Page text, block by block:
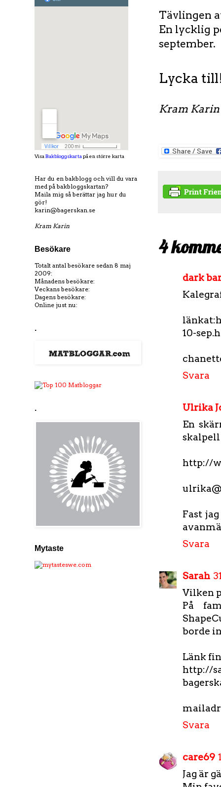
Tävlingen
En lycklig
september.
Lycka
Kram Karin
4
dark
10-
Svara
Ulrika
En
http://
Fast
Svara
Sarah
Vilken
På
borde
Länk
http://
Svara
care69
Jag är
Visa Bakbloggskarta på en större karta
Har du en bakblogg och vill du vara
med på bakbloggskartan?
Maila mig så berättar jag hur du
gör!
karin@bagerskan.se
Kram Karin
Besökare
Totalt antal besökare sedan 8 maj
2009:
Månadens besökare:
Veckans besökare:
Dagens besökare:
Online just nu:
.
.
Mytaste